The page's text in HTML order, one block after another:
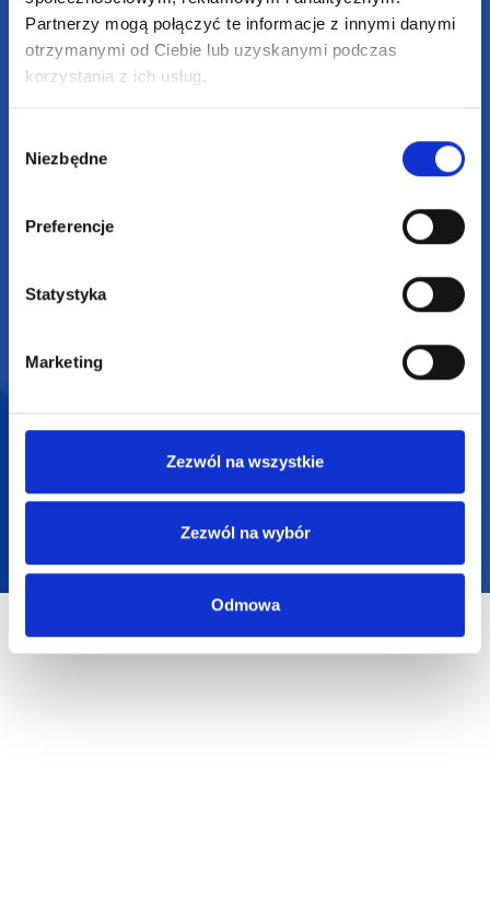
Partnerzy mogą połączyć te informacje z innymi danymi
otrzymanymi od Ciebie lub uzyskanymi podczas
korzystania z ich usług.
zgody
Niezbędne
Preferencje
Statystyka
Marketing
Zezwól na wszystkie
Zezwól na wybór
Odmowa
+48 601 072 064
biuro@supergadzet.com
w godzinach 8:00 - 16:00
Dołącz do nas na
2025 SUPERGADŻET.com © Wszelkie prawa zastrzeżone /
design byVENTI